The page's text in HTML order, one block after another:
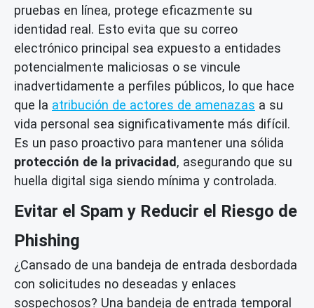
pruebas en línea, protege eficazmente su
identidad real. Esto evita que su correo
electrónico principal sea expuesto a entidades
potencialmente maliciosas o se vincule
inadvertidamente a perfiles públicos, lo que hace
que la atribución de actores de amenazas a su
vida personal sea significativamente más difícil.
Es un paso proactivo para mantener una sólida
protección de la privacidad , asegurando que su
huella digital siga siendo mínima y controlada.
Evitar el Spam y Reducir el Riesgo de
Phishing
¿Cansado de una bandeja de entrada desbordada
con solicitudes no deseadas y enlaces
sospechosos? Una bandeja de entrada temporal